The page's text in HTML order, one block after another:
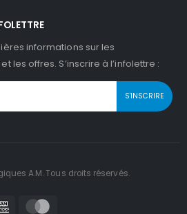
informations sur les
les offres. S’inscrire à l’infolettre :
A.M. Tous droits réservés.